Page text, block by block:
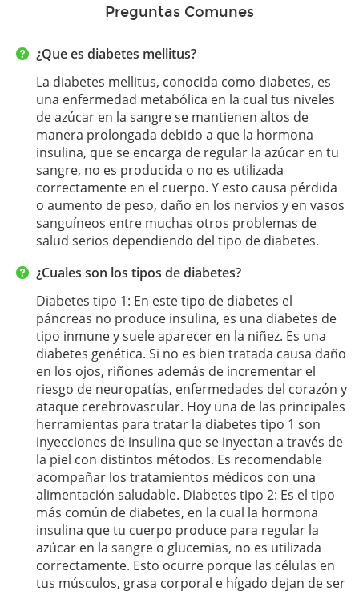
Preguntas Comunes
¿Que es diabetes mellitus?
La diabetes mellitus, conocida como diabetes, es
una enfermedad metabólica en la cual tus niveles
de azúcar en la sangre se mantienen altos de
manera prolongada debido a que la hormona
insulina, que se encarga de regular la azúcar en tu
sangre, no es producida o no es utilizada
correctamente en el cuerpo. Y esto causa pérdida
o aumento de peso, daño en los nervios y en vasos
sanguíneos entre muchas otros problemas de
salud serios dependiendo del tipo de diabetes.
¿Cuales son los tipos de diabetes?
Diabetes tipo 1: En este tipo de diabetes el
páncreas no produce insulina, es una diabetes de
tipo inmune y suele aparecer en la niñez. Es una
diabetes genética. Si no es bien tratada causa daño
en los ojos, riñones además de incrementar el
riesgo de neuropatías, enfermedades del corazón y
ataque cerebrovascular. Hoy una de las principales
herramientas para tratar la diabetes tipo 1 son
inyecciones de insulina que se inyectan a través de
la piel con distintos métodos. Es recomendable
acompañar los tratamientos médicos con una
alimentación saludable. Diabetes tipo 2: Es el tipo
más común de diabetes, en la cual la hormona
insulina que tu cuerpo produce para regular la
azúcar en la sangre o glucemias, no es utilizada
correctamente. Esto ocurre porque las células en
tus músculos, grasa corporal e hígado dejan de ser